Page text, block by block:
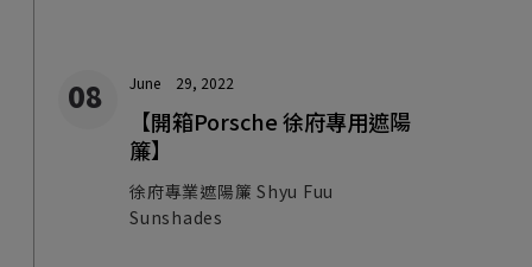
June 29, 2022
【開箱Porsche 徐府專用遮陽
簾】
徐府專業遮陽簾 Shyu Fuu
Sunshades